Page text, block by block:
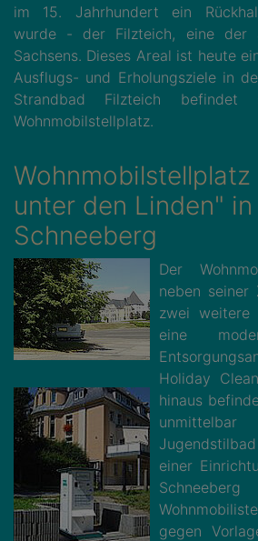
im 15. Jahrhundert ein
wurde - der Filzteich, eine der
Sachsens. Dieses Areal ist heute
Ausflugs- und Erholungsziele in
Strandbad Filzteich
Wohnmobilstellplatz.
Wohnmobilstellplatz
unter den Linden" in
Schneeberg
Der
neben seiner
zwei weitere
eine
Holiday
hinaus
einer
gegen